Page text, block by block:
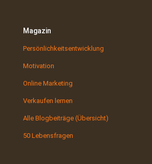
Magazin
Persönlichkeitsentwicklung
Motivation
Online Marketing
Verkaufen lernen
Alle Blogbeiträge (Übersicht)
50 Lebensfragen